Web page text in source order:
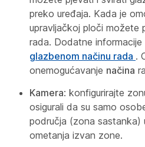
preko uređaja. Kada je
upravljačkoj ploči možete
rada. Dodatne
glazbenom načinu rada .
onemogućavanje načina
Kamera: konfigurirajte
osigurali da su samo
područja (zona sastanka)
ometanja izvan zone.